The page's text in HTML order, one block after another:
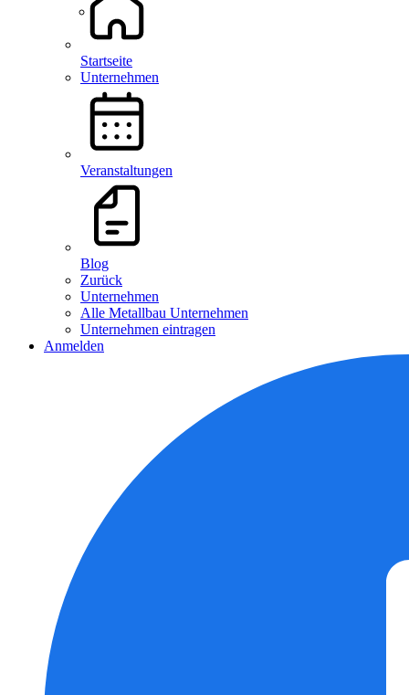
Startseite
Unternehmen
Veranstaltungen
Blog
Zurück
Unternehmen
Alle Metallbau Unternehmen
Unternehmen eintragen
Anmelden